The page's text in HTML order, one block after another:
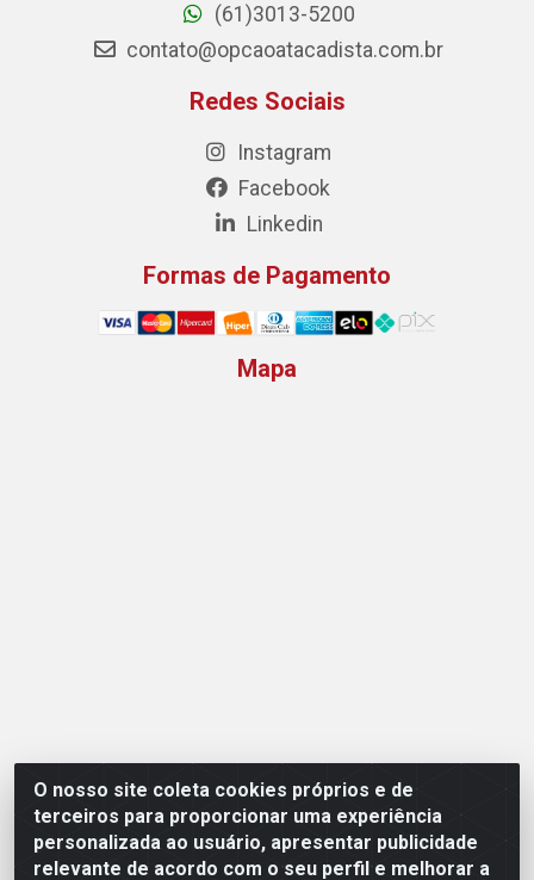
O nosso site coleta cookies próprios e de
terceiros para proporcionar uma experiência
personalizada ao usuário, apresentar publicidade
relevante de acordo com o seu perfil e melhorar a
(61)3013-5200
contato@opcaoatacadista.com.br
Redes Sociais
Instagram
Facebook
Linkedin
Formas de Pagamento
Mapa
Opção Atacadista - Setor De Industria Qi 21 Lt 23 A 41,
SN - Setor Industrial (Ceilândia), Brasília/DF - CEP
72265-210 - CNPJ 17.244.285/0001-09